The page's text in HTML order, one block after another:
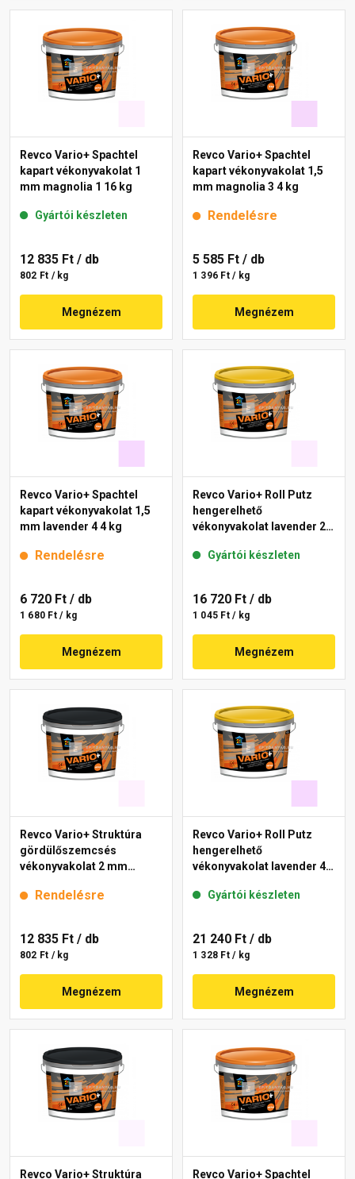
Revco Vario+ Spachtel
kapart vékonyvakolat 1
mm magnolia 1 16 kg
Gyártói készleten
12 835 Ft / db
802 Ft / kg
Megnézem
Revco Vario+ Spachtel
kapart vékonyvakolat 1,5
mm magnolia 3 4 kg
Rendelésre
5 585 Ft / db
1 396 Ft / kg
Megnézem
Revco Vario+ Spachtel
kapart vékonyvakolat 1,5
mm lavender 4 4 kg
Rendelésre
6 720 Ft / db
1 680 Ft / kg
Megnézem
Revco Vario+ Roll Putz
hengerelhető
vékonyvakolat lavender 2
Gyártói készleten
16 720 Ft / db
1 045 Ft / kg
Megnézem
Revco Vario+ Struktúra
gördülőszemcsés
vékonyvakolat 2 mm
Rendelésre
12 835 Ft / db
802 Ft / kg
Megnézem
Revco Vario+ Roll Putz
hengerelhető
vékonyvakolat lavender 4
Gyártói készleten
21 240 Ft / db
1 328 Ft / kg
Megnézem
Revco Vario+ Struktúra Revco Vario+ Spachtel